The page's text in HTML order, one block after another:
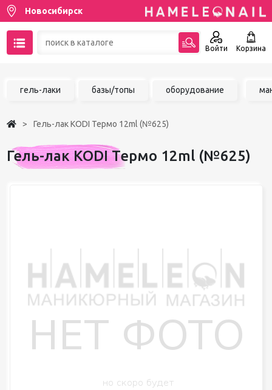
Новосибирск
Войти Корзина
Акции
гель-лаки базы/топы оборудование
Гель-лак KODI Термо 12ml (№625)
Гель-лак KODI Термо 12ml (№625)